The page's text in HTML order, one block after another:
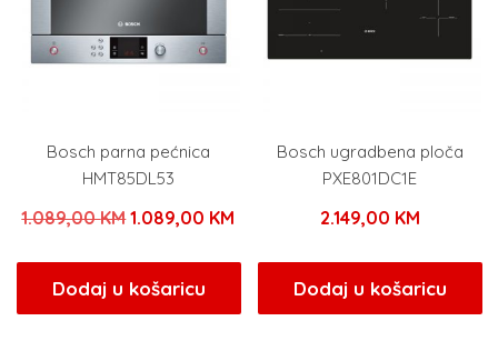
Bosch parna pećnica
HMT85DL53
1.089,00KMIzvorna
bila
je:
1.089,00 KM
1.089,00 KM.
Dodaj u košaricu
Bosch ugradbena ploča
PXE801DC1E
2.149,00 KM
Dodaj u košaricu